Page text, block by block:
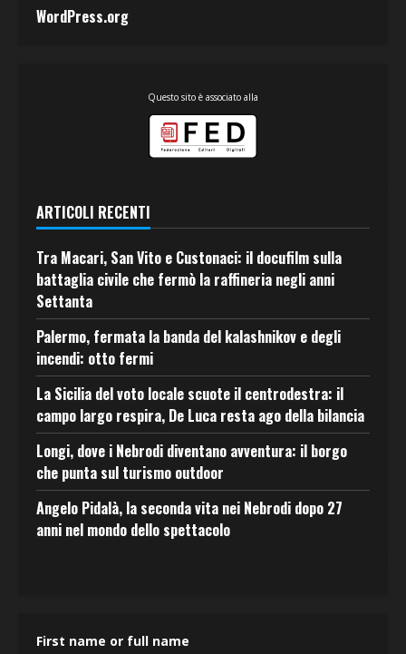
WordPress.org
Questo sito è associato alla
ARTICOLI RECENTI
Tra Macari, San Vito e Custonaci: il docufilm sulla
battaglia civile che fermò la raffineria negli anni
Settanta
Palermo, fermata la banda del kalashnikov e degli
incendi: otto fermi
La Sicilia del voto locale scuote il centrodestra: il
campo largo respira, De Luca resta ago della bilancia
Longi, dove i Nebrodi diventano avventura: il borgo
che punta sul turismo outdoor
Angelo Pidalà, la seconda vita nei Nebrodi dopo 27
anni nel mondo dello spettacolo
First name or full name